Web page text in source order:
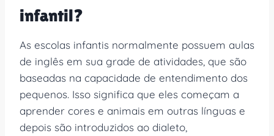
infantil?
As escolas infantis normalmente possuem aulas
de inglês em sua grade de atividades, que são
baseadas na capacidade de entendimento dos
pequenos. Isso significa que eles começam a
aprender cores e animais em outras línguas e
depois são introduzidos ao dialeto,